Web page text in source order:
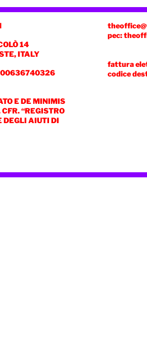
14
ITALY
00636740326
E DE MINIMIS
“REGISTRO
DEGLI AIUTI DI
pec:
fattura
codice